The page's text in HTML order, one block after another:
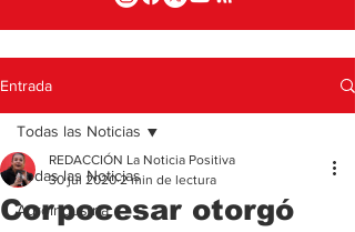
Entrada
Todas las Noticias
Agroindustria
Todas las Noticias
Corpocesar otorgó
REDACCIÓN La Noticia Positiva
30 jul 2020 2 min de lectura